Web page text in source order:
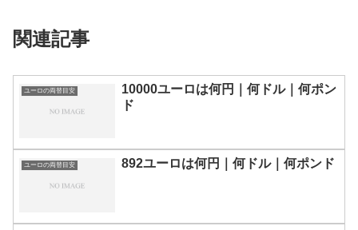
関連記事
ユーロの両替目安
10000ユーロは何円｜何ドル｜何ポン
ド
ユーロの両替目安 892ユーロは何円｜何ドル｜何ポンド